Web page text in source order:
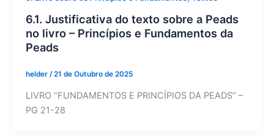
6.1. Justificativa do texto sobre a Peads
no livro – Princípios e Fundamentos da
Peads
helder /21 de Outubro de 2025
LIVRO “FUNDAMENTOS E PRINCÍPIOS DA PEADS” –
PG 21-28